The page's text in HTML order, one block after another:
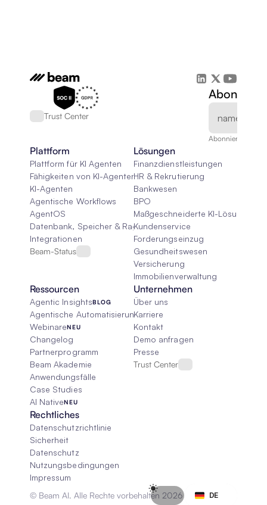
Trust Center
Abonnieren Sie
Plattform
Plattform für KI Agenten
Fähigkeiten von KI-Agenten
KI-Agenten
Agentische Workflows
AgentOS
Datenbank, Speicher & Rag
Integrationen
Beam-Status
Lösungen
Finanzdienstleistungen
HR & Rekrutierung
Bankwesen
BPO
Maßgeschneiderte KI-Lösungen
Kundenservice
Forderungseinzug
Gesundheitswesen
Versicherung
Immobilienverwaltung
Ressourcen
Agentic InsightsBLOG
Agentische Automatisierung 101
WebinareNEU
Changelog
Partnerprogramm
Beam Akademie
Anwendungsfälle
Case Studies
AI NativeNEU
Unternehmen
Über uns
Karriere
Kontakt
Demo anfragen
Presse
Trust Center
Rechtliches
Datenschutzrichtlinie
Sicherheit
Datenschutz
Nutzungsbedingungen
Impressum
© Beam AI. Alle Rechte vorbehalten 2026
DE